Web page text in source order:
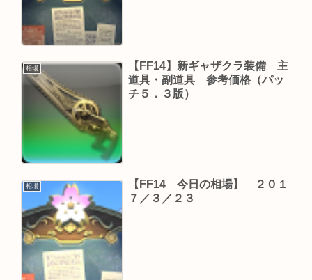
相場
【FF14】新ギャザクラ装備 主
道具・副道具 参考価格（パッ
チ５．３版）
相場
【FF14 今日の相場】 ２０１
７／３／２３